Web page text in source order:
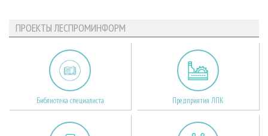
ПРОЕКТЫ ЛЕСПРОМИНФОРМ
Библиотека специалиста Предприятия ЛПК